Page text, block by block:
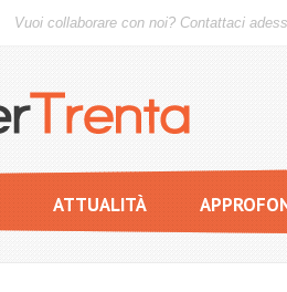
ATTUALITÀ
Vuoi collaborare con noi? Contattaci